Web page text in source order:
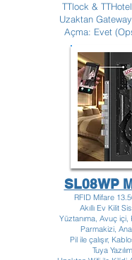
TTlock & TTHotel
Uzaktan
Açma: Evet
SL08WP
RFID Mifare
Akıllı Ev Kilit
Yüztanıma, Avuç içi,
Parmakizi,
Pil ile çalışır,
Tuya